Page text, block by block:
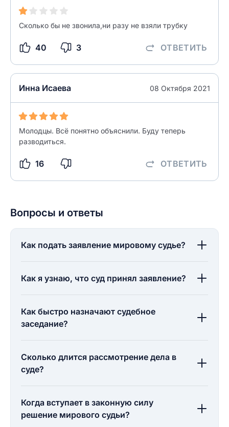
Сколько бы не звонила,ни разу не взяли трубку
40 3 ОТВЕТИТЬ
Инна Исаева 08 Октября 2021
Молодцы. Всё понятно объяснили. Буду теперь
разводиться.
16 ОТВЕТИТЬ
Введите свое имя
0/500
Введите свое имя
Введите свой номер телефона
Ответ на отзыв
ОСТАВИТЬ ОТЗЫВ
Вопросы и ответы
Как подать заявление мировому судье?
Как я узнаю, что суд принял заявление?
Как быстро назначают судебное
заседание?
Сколько длится рассмотрение дела в
суде?
Когда вступает в законную силу
решение мирового судьи?
Название населенного пункта